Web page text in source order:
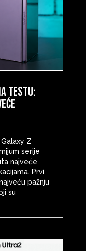
testu:
Z
serije
najveće
Prvi
pažnju
su